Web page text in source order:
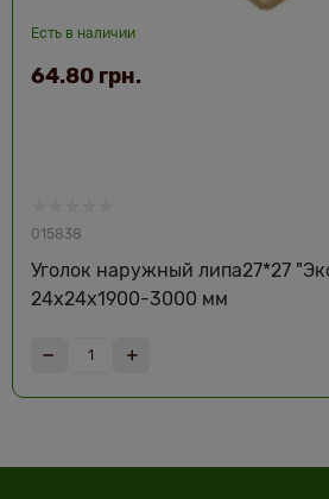
Есть в наличии
015838
Уголок наружный липа27*27
24х24х1900-3000 мм
64.80 грн.